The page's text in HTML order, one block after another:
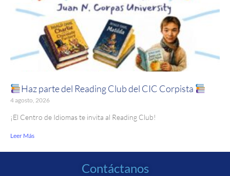
Haz parte del Reading Club del CIC Corpista
4 agosto, 2026
¡El Centro de Idiomas te invita al Reading Club!
Leer Más
Contáctanos